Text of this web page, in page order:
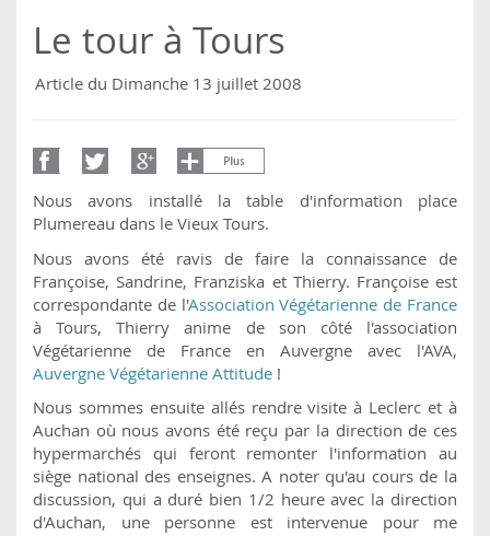
Le tour à Tours
Article du Dimanche 13 juillet 2008
Nous avons installé la table d'information place
Plumereau dans le Vieux Tours.
Nous avons été ravis de faire la connaissance de
Françoise, Sandrine, Franziska et Thierry. Françoise est
correspondante de l'Association Végétarienne de France
à Tours, Thierry anime de son côté l'association
Végétarienne de France en Auvergne avec l'AVA,
Auvergne Végétarienne Attitude !
Nous sommes ensuite allés rendre visite à Leclerc et à
Auchan où nous avons été reçu par la direction de ces
hypermarchés qui feront remonter l'information au
siège national des enseignes. A noter qu'au cours de la
discussion, qui a duré bien 1/2 heure avec la direction
d'Auchan, une personne est intervenue pour me